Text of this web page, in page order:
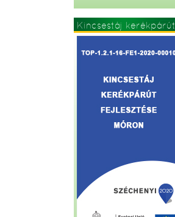
Kincsestáj kerékpárút